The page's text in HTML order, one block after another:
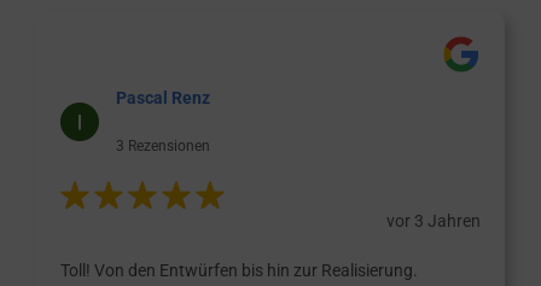
Pascal Renz
3 Rezensionen
vor 3 Jahren
Toll! Von den Entwürfen bis hin zur Realisierung.